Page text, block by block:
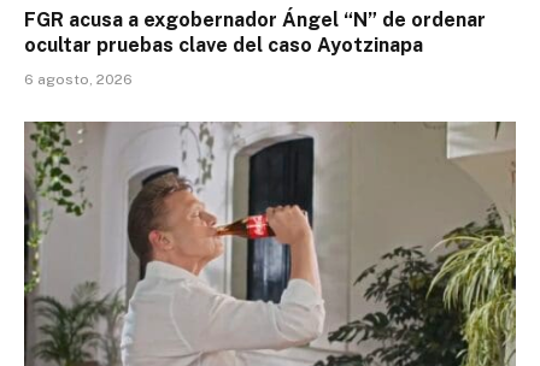
FGR acusa a exgobernador Ángel “N” de ordenar
ocultar pruebas clave del caso Ayotzinapa
6 agosto, 2026